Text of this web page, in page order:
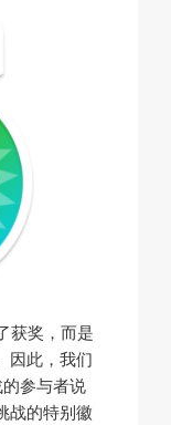
获奖，而是
因此，我们
参与者说
战的特别徽